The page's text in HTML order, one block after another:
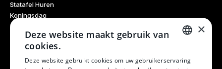
Statafel Huren
Koningsdag
Glaswerk Huren
Feestdagen
Haarlem Culinair
Evenementen Verhuur
×
Deze website maakt gebruik van
cookies.
Deze website gebruikt cookies om uw gebruikerservaring